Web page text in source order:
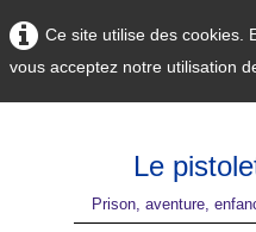
Ce site utilise des cookies.
vous acceptez notre utilisation
Le
Prison, aventure,